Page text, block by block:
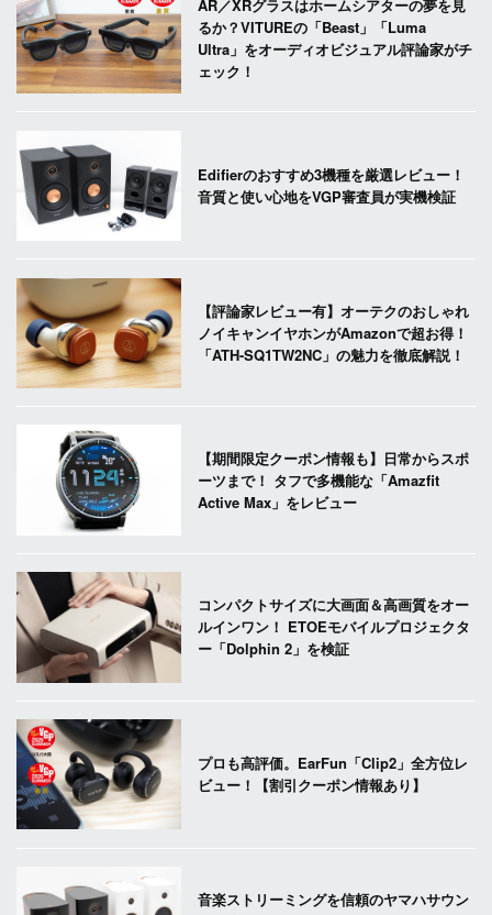
AR／XRグラスはホームシアターの夢を見
るか？VITUREの「Beast」「Luma
Ultra」をオーディオビジュアル評論家がチ
ェック！
Edifierのおすすめ3機種を厳選レビュー！
音質と使い心地をVGP審査員が実機検証
【評論家レビュー有】オーテクのおしゃれ
ノイキャンイヤホンがAmazonで超お得！
「ATH-SQ1TW2NC」の魅力を徹底解説！
【期間限定クーポン情報も】日常からスポ
ーツまで！ タフで多機能な「Amazfit
Active Max」をレビュー
コンパクトサイズに大画面＆高画質をオー
ルインワン！ ETOEモバイルプロジェクタ
ー「Dolphin 2」を検証
プロも高評価。EarFun「Clip2」全方位レ
ビュー！【割引クーポン情報あり】
音楽ストリーミングを信頼のヤマハサウン